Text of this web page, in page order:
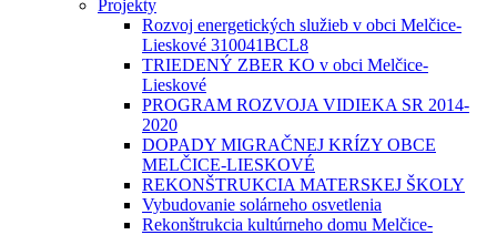
Projekty
Rozvoj energetických služieb v obci Melčice-
Lieskové 310041BCL8
TRIEDENÝ ZBER KO v obci Melčice-
Lieskové
PROGRAM ROZVOJA VIDIEKA SR 2014-
2020
DOPADY MIGRAČNEJ KRÍZY OBCE
MELČICE-LIESKOVÉ
REKONŠTRUKCIA MATERSKEJ ŠKOLY
Vybudovanie solárneho osvetlenia
Rekonštrukcia kultúrneho domu Melčice-